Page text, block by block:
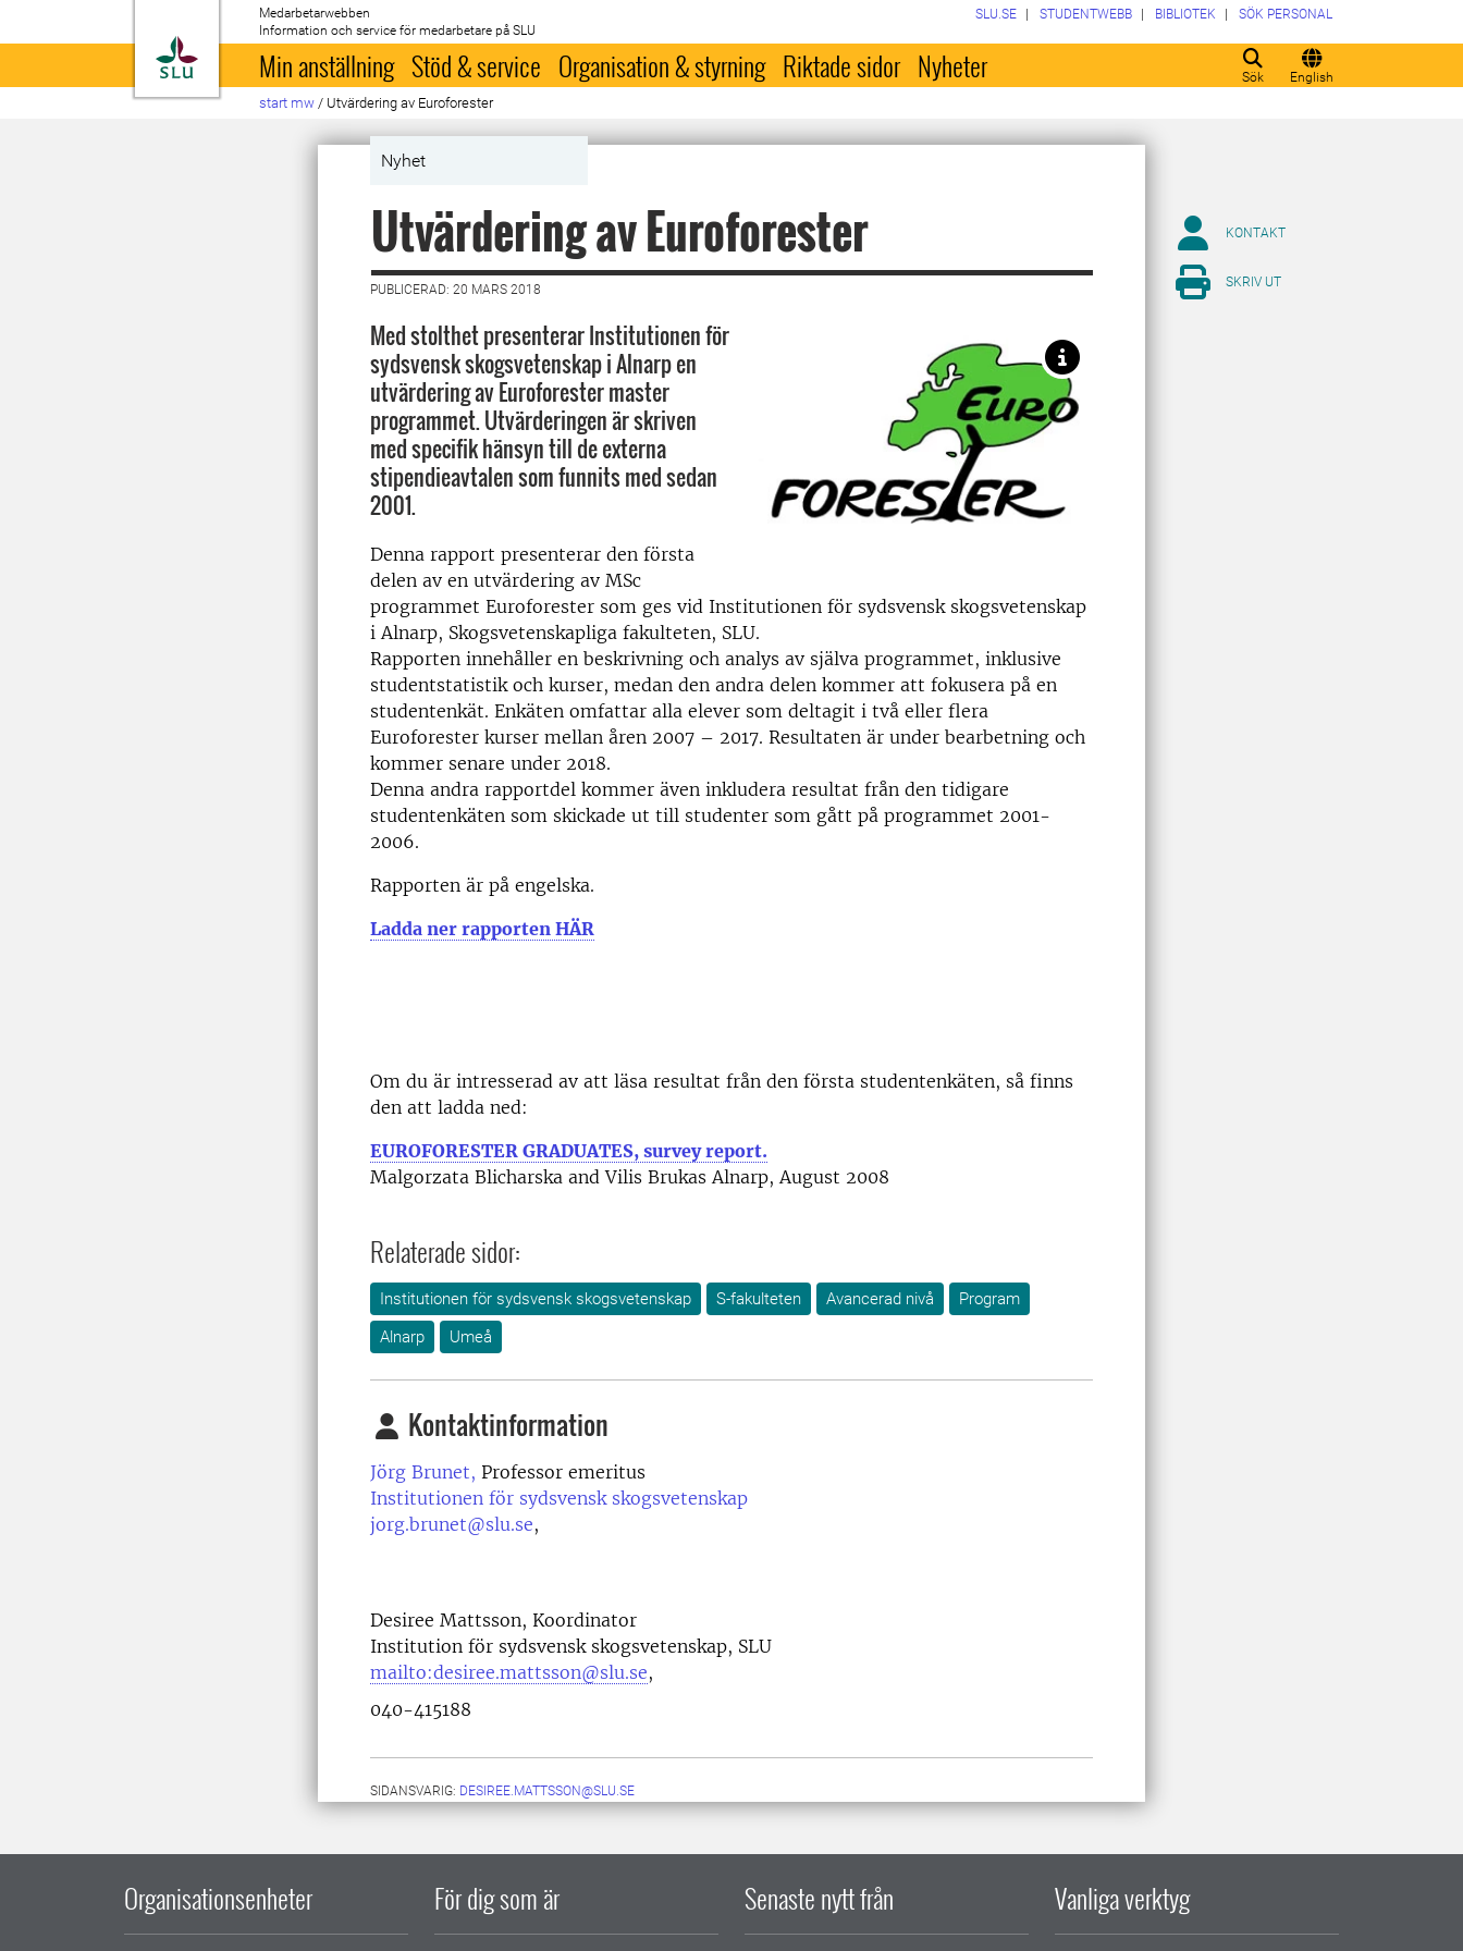
Till startsida
Medarbetarwebben
Information och service för medarbetare på SLU
Sök English
SLU.SE STUDENTWEBB BIBLIOTEK SÖK PERSONAL
Min anställning Stöd & service Organisation & styrning Riktade sidor Nyheter
start mw / Utvärdering av Euroforester
Nyhet
Utvärdering av Euroforester
PUBLICERAD: 20 MARS 2018
Med stolthet presenterar Institutionen för
sydsvensk skogsvetenskap i Alnarp en
utvärdering av Euroforester master
programmet. Utvärderingen är skriven
med specifik hänsyn till de externa
stipendieavtalen som funnits med sedan
2001.
Denna rapport presenterar den första
delen av en utvärdering av MSc
programmet Euroforester som ges vid Institutionen för sydsvensk skogsvetenskap
i Alnarp, Skogsvetenskapliga fakulteten, SLU.
Rapporten innehåller en beskrivning och analys av själva programmet, inklusive
studentstatistik och kurser, medan den andra delen kommer att fokusera på en
studentenkät. Enkäten omfattar alla elever som deltagit i två eller flera
Euroforester kurser mellan åren 2007 – 2017. Resultaten är under bearbetning och
kommer senare under 2018.
Denna andra rapportdel kommer även inkludera resultat från den tidigare
studentenkäten som skickade ut till studenter som gått på programmet 2001-
2006.
Rapporten är på engelska.
Ladda ner rapporten HÄR
Om du är intresserad av att läsa resultat från den första studentenkäten, så finns
den att ladda ned:
EUROFORESTER GRADUATES, survey report.
Malgorzata Blicharska and Vilis Brukas Alnarp, August 2008
Relaterade sidor:
Institutionen för sydsvensk skogsvetenskap S-fakulteten Avancerad nivå
Program
Alnarp
Umeå
Kontaktinformation
Jörg Brunet, Professor emeritus
Institutionen för sydsvensk skogsvetenskap
jorg.brunet@slu.se,
Desiree Mattsson, Koordinator
Institution för sydsvensk skogsvetenskap, SLU
mailto:desiree.mattsson@slu.se,
040-415188
SIDANSVARIG: DESIREE.MATTSSON@SLU.SE
KONTAKT
SKRIV UT
Organisationsenheter För dig som är Senaste nytt från Vanliga verktyg